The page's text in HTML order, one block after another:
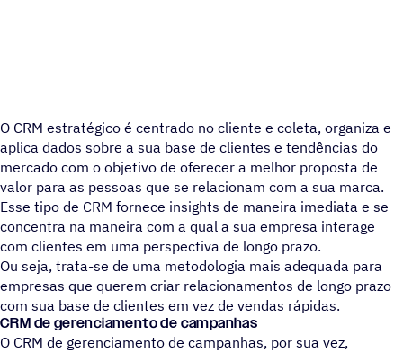
O CRM estratégico é centrado no cliente e coleta, organiza e
aplica dados sobre a sua base de clientes e tendências do
mercado com o objetivo de oferecer a melhor proposta de
valor para as pessoas que se relacionam com a sua marca.
Esse tipo de CRM fornece insights de maneira imediata e se
concentra na maneira com a qual a sua empresa interage
com clientes em uma perspectiva de longo prazo.
Ou seja, trata-se de uma metodologia mais adequada para
empresas que querem criar relacionamentos de longo prazo
com sua base de clientes em vez de vendas rápidas.
CRM de gerenciamento de campanhas
O CRM de gerenciamento de campanhas, por sua vez,